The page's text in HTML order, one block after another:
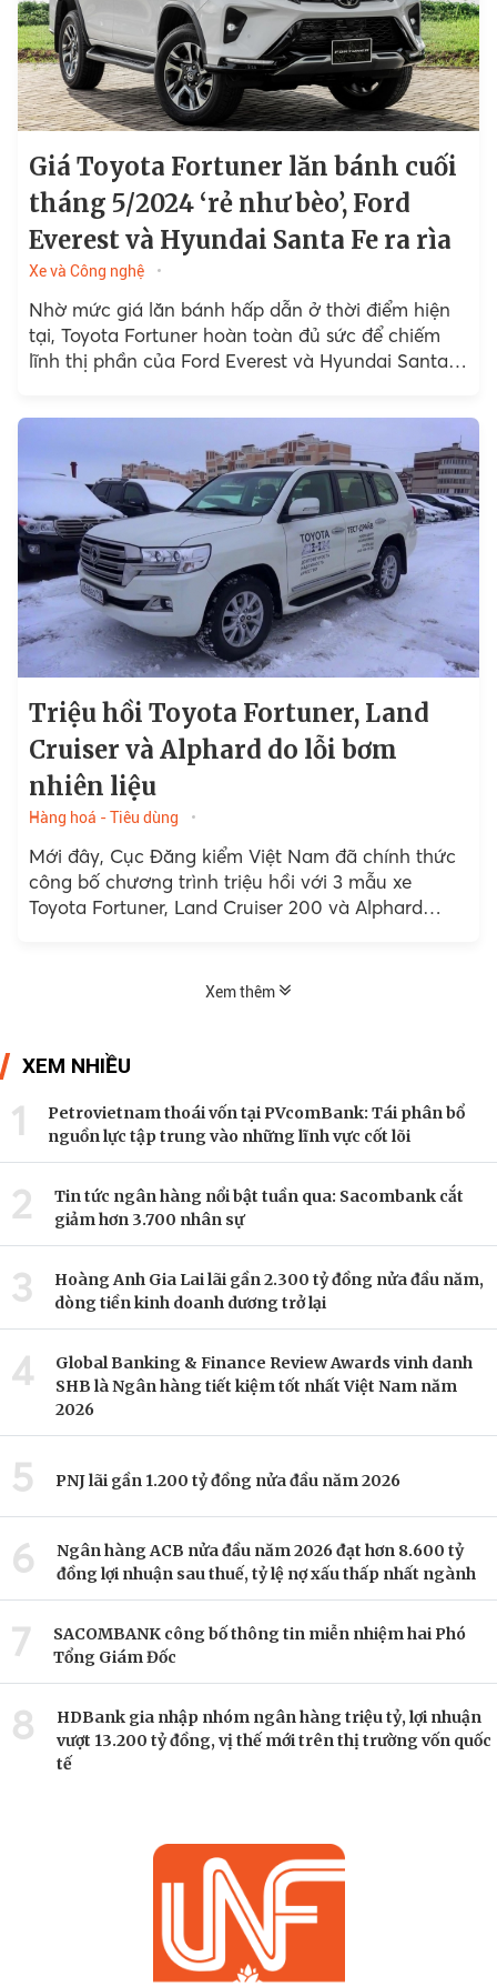
Giá Toyota Fortuner lăn bánh cuối
tháng 5/2024 ‘rẻ như bèo’, Ford
Everest và Hyundai Santa Fe ra rìa
Xe và Công nghệ
Nhờ mức giá lăn bánh hấp dẫn ở thời điểm hiện
tại, Toyota Fortuner hoàn toàn đủ sức để chiếm
lĩnh thị phần của Ford Everest và Hyundai Santa
Triệu hồi Toyota Fortuner, Land
Cruiser và Alphard do lỗi bơm
nhiên liệu
Hàng hoá - Tiêu dùng
Mới đây, Cục Đăng kiểm Việt Nam đã chính thức
công bố chương trình triệu hồi với 3 mẫu xe
Toyota Fortuner, Land Cruiser 200 và Alphard
Xem thêm
XEM NHIỀU
1
Petrovietnam thoái vốn tại PVcomBank: Tái phân bổ
nguồn lực tập trung vào những lĩnh vực cốt lõi
2
Tin tức ngân hàng nổi bật tuần qua: Sacombank cắt
giảm hơn 3.700 nhân sự
3
Hoàng Anh Gia Lai lãi gần 2.300 tỷ đồng nửa đầu năm,
dòng tiền kinh doanh dương trở lại
4
Global Banking & Finance Review Awards vinh danh
SHB là Ngân hàng tiết kiệm tốt nhất Việt Nam năm
2026
5 PNJ lãi gần 1.200 tỷ đồng nửa đầu năm 2026
6
Ngân hàng ACB nửa đầu năm 2026 đạt hơn 8.600 tỷ
đồng lợi nhuận sau thuế, tỷ lệ nợ xấu thấp nhất ngành
7
SACOMBANK công bố thông tin miễn nhiệm hai Phó
Tổng Giám Đốc
8
HDBank gia nhập nhóm ngân hàng triệu tỷ, lợi nhuận
vượt 13.200 tỷ đồng, vị thế mới trên thị trường vốn quốc
tế